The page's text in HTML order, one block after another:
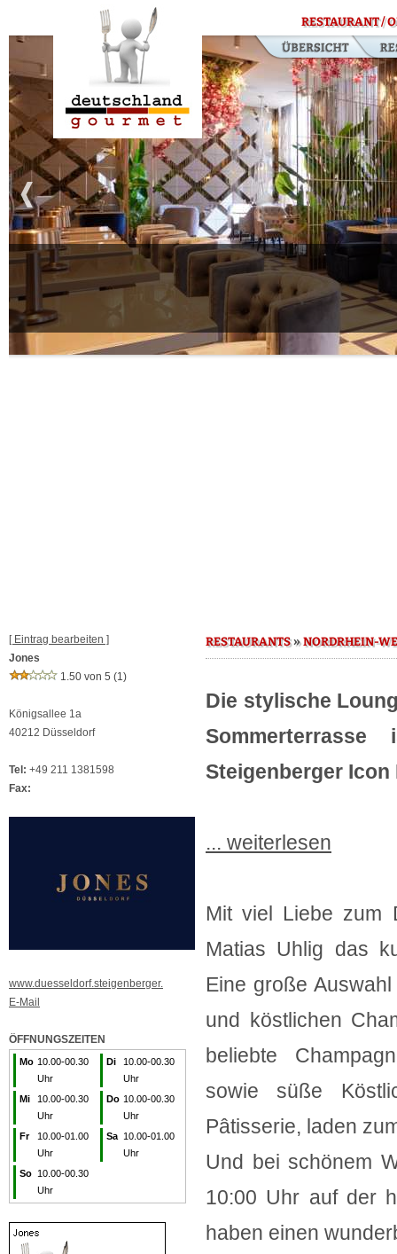
RESTAURANT /
[ Eintrag bearbeiten ]
Jones
1.50 von 5 (1)
Königsallee 1a
40212 Düsseldorf
Tel: +49 211 1381598
Fax:
www.duesseldorf.steigenberger.
E-Mail
ÖFFNUNGSZEITEN
Mo 10.00-00.30
Uhr
Di
10.00-00.30
Uhr
Mi
10.00-00.30
Uhr
Do 10.00-00.30
Uhr
Fr
10.00-01.00
Uhr
Sa 10.00-01.00
Uhr
So 10.00-00.30
Uhr
RESTAURANTS»NORDRHEIN-
Die stylische
Steigenberger Icon
... weiterlesen
Mit viel Liebe zum
Matias Uhlig das
Eine große
und köstlichen
beliebte
sowie süße
Pâtisserie, laden
Und bei schönem
10:00 Uhr auf der
haben einen